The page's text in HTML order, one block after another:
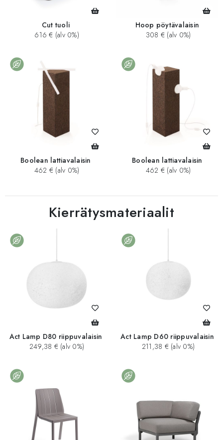
Cut tuoli
616 € (alv 0%)
Hoop pöytävalaisin
308 € (alv 0%)
Boolean lattiavalaisin
462 € (alv 0%)
Boolean lattiavalaisin
462 € (alv 0%)
Kierrätysmateriaalit
Act Lamp D80 riippuvalaisin
249,38 € (alv 0%)
Act Lamp D60 riippuvalaisin
211,38 € (alv 0%)